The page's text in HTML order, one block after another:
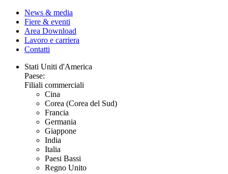
News & media
Fiere & eventi
Area Download
Lavoro e carriera
Contatti
Stati Uniti d'America
Paese:
Filiali commerciali
Cina
Corea (Corea del Sud)
Francia
Germania
Giappone
India
Italia
Paesi Bassi
Regno Unito